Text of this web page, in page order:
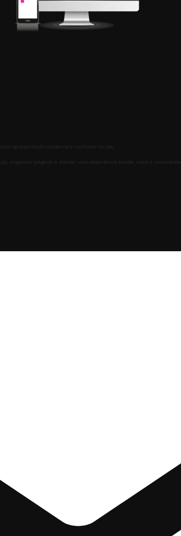
apresentação moderna e confiável no site.
organizar páginas e manter uma experiência bonita, clara e consistente